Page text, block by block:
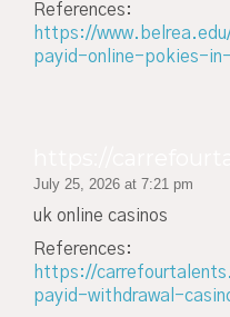
References:
https://
payid-online-pokies-
July 25, 2026 at 7:21 pm
uk online casinos
References:
https://
payid-withdrawal-